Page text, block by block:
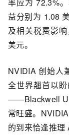
益分别为 1.08
及相关税费影
美元。
NVIDIA 创始人
全世界翘首以
——Blackwell
常旺盛。
的到来恰逢推理